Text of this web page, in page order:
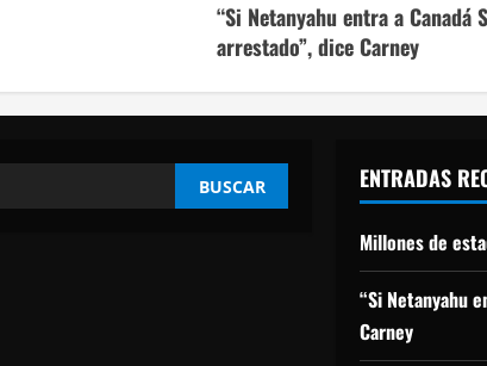
“Si Netanyahu entra a Canadá
arrestado”, dice Carney
ENTRADAS
Millones de
“Si Netanyahu
Carney